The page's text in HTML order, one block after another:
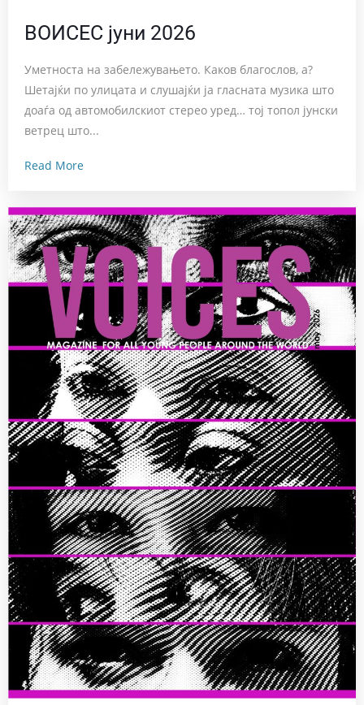
ВОИСЕС јуни 2026
Уметноста на забележувањето. Каков благослов, а?
Шетајќи по улицата и слушајќи ја гласната музика што
доаѓа од автомобилскиот стерео уред… тој топол јунски
ветрец што...
Read More